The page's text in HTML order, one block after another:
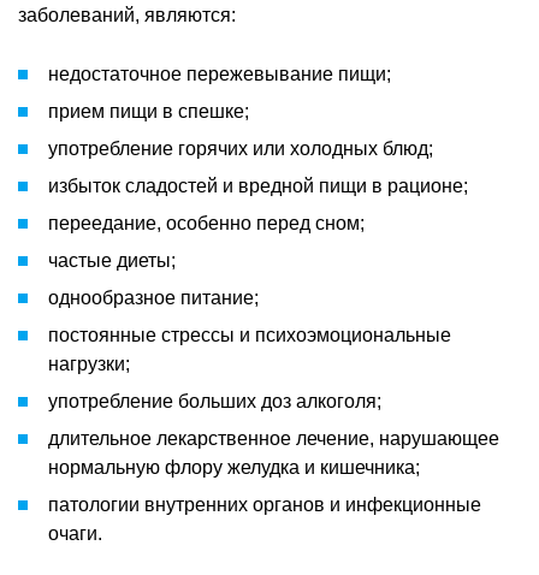
заболеваний, являются:
недостаточное пережевывание пищи;
прием пищи в спешке;
употребление горячих или холодных блюд;
избыток сладостей и вредной пищи в рационе;
переедание, особенно перед сном;
частые диеты;
однообразное питание;
постоянные стрессы и психоэмоциональные
нагрузки;
употребление больших доз алкоголя;
длительное лекарственное лечение, нарушающее
нормальную флору желудка и кишечника;
патологии внутренних органов и инфекционные
очаги.